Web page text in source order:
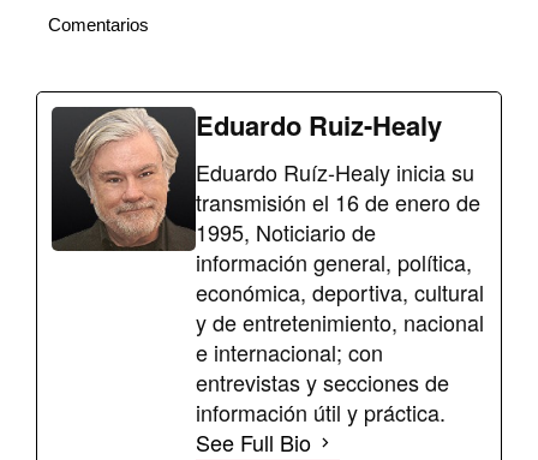
Comentarios
Eduardo Ruiz-Healy
Eduardo Ruíz-Healy inicia su
transmisión el 16 de enero de
1995, Noticiario de
información general, política,
económica, deportiva, cultural
y de entretenimiento, nacional
e internacional; con
entrevistas y secciones de
información útil y práctica.
See Full Bio